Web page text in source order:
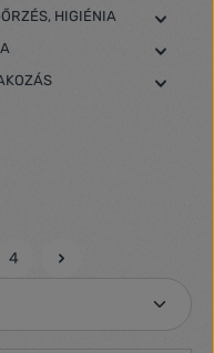
HIGIÉNIA
Oldal
4